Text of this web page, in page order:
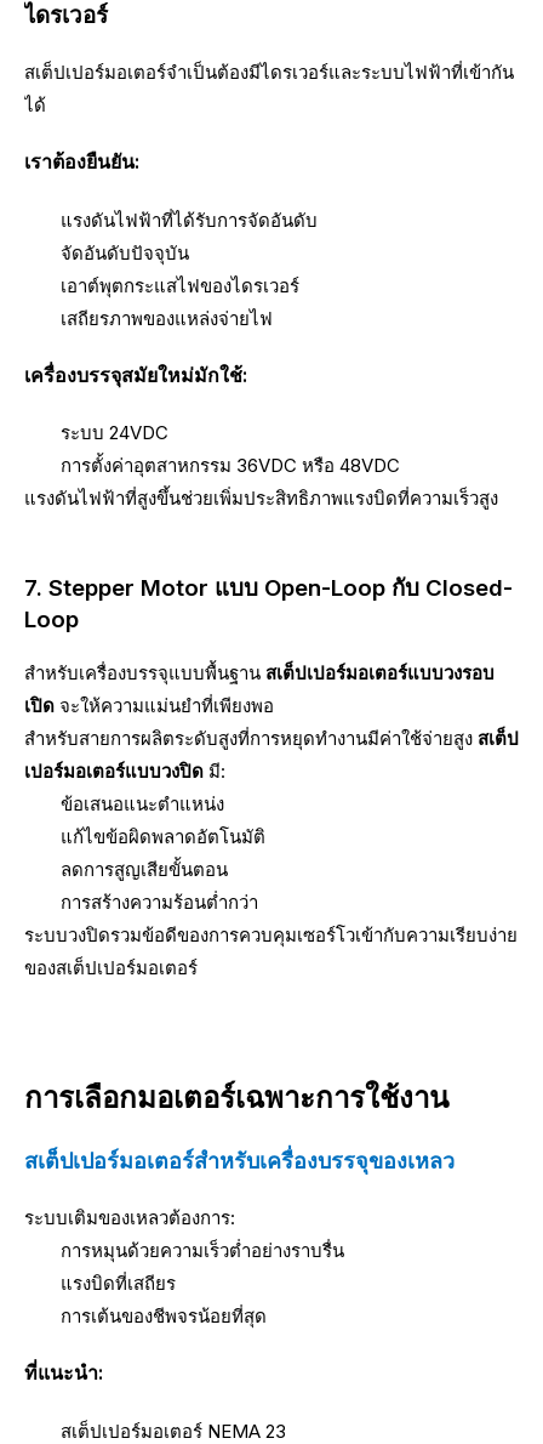
ไดรเวอร์
สเต็ปเปอร์มอเตอร์จำเป็นต้องมีไดรเวอร์และระบบไฟฟ้าที่เข้ากัน
ได้
เราต้องยืนยัน:
แรงดันไฟฟ้าที่ได้รับการจัดอันดับ
จัดอันดับปัจจุบัน
เอาต์พุตกระแสไฟของไดรเวอร์
เสถียรภาพของแหล่งจ่ายไฟ
เครื่องบรรจุสมัยใหม่มักใช้:
ระบบ 24VDC
การตั้งค่าอุตสาหกรรม 36VDC หรือ 48VDC
แรงดันไฟฟ้าที่สูงขึ้นช่วยเพิ่มประสิทธิภาพแรงบิดที่ความเร็วสูง
7. Stepper Motor แบบ Open-Loop กับ Closed-
Loop
สำหรับเครื่องบรรจุแบบพื้นฐาน สเต็ปเปอร์มอเตอร์แบบวงรอบ
เปิด จะให้ความแม่นยำที่เพียงพอ
สำหรับสายการผลิตระดับสูงที่การหยุดทำงานมีค่าใช้จ่ายสูง สเต็ป
เปอร์มอเตอร์แบบวงปิด มี:
ข้อเสนอแนะตำแหน่ง
แก้ไขข้อผิดพลาดอัตโนมัติ
ลดการสูญเสียขั้นตอน
การสร้างความร้อนต่ำกว่า
ระบบวงปิดรวมข้อดีของการควบคุมเซอร์โวเข้ากับความเรียบง่าย
ของสเต็ปเปอร์มอเตอร์
การเลือกมอเตอร์เฉพาะการใช้งาน
สเต็ปเปอร์มอเตอร์สำหรับเครื่องบรรจุของเหลว
ระบบเติมของเหลวต้องการ:
การหมุนด้วยความเร็วต่ำอย่างราบรื่น
แรงบิดที่เสถียร
การเต้นของชีพจรน้อยที่สุด
ที่แนะนำ:
สเต็ปเปอร์มอเตอร์ NEMA 23